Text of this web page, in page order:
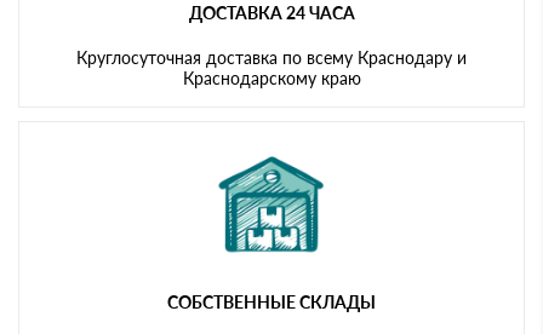
ДОСТАВКА 24 ЧАСА
Круглосуточная доставка по всему Краснодару и
Краснодарскому краю
СОБСТВЕННЫЕ СКЛАДЫ